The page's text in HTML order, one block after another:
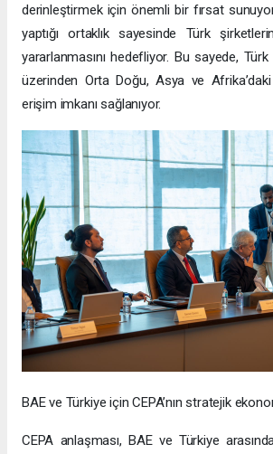
derinleştirmek için önemli bir fırsat
yaptığı ortaklık sayesinde Türk
yararlanmasını hedefliyor. Bu sayede,
üzerinden Orta Doğu, Asya ve
erişim imkanı sağlanıyor.
BAE ve Türkiye için CEPA’nın stratejik
CEPA anlaşması, BAE ve Türkiye